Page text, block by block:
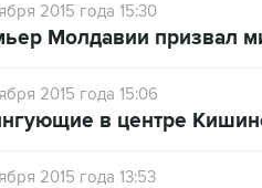
2015 года 15:30
Молдавии призвал
2015 года 15:06
в центре
2015 года 13:53